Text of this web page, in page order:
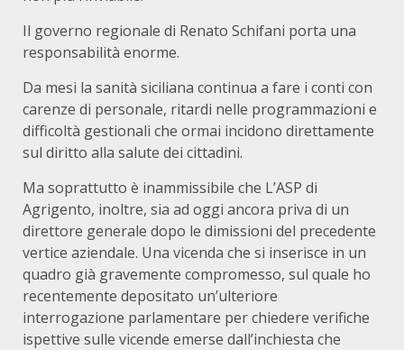
Il governo regionale di Renato Schifani porta una
responsabilità enorme.
Da mesi la sanità siciliana continua a fare i conti con
carenze di personale, ritardi nelle programmazioni e
difficoltà gestionali che ormai incidono direttamente
sul diritto alla salute dei cittadini.
Ma soprattutto è inammissibile che L’ASP di
Agrigento, inoltre, sia ad oggi ancora priva di un
direttore generale dopo le dimissioni del precedente
vertice aziendale. Una vicenda che si inserisce in un
quadro già gravemente compromesso, sul quale ho
recentemente depositato un’ulteriore
interrogazione parlamentare per chiedere verifiche
ispettive sulle vicende emerse dall’inchiesta che